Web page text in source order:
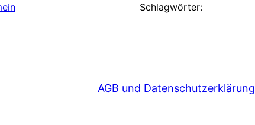
Schlagwörter:
AGB und Datenschutzerklärung